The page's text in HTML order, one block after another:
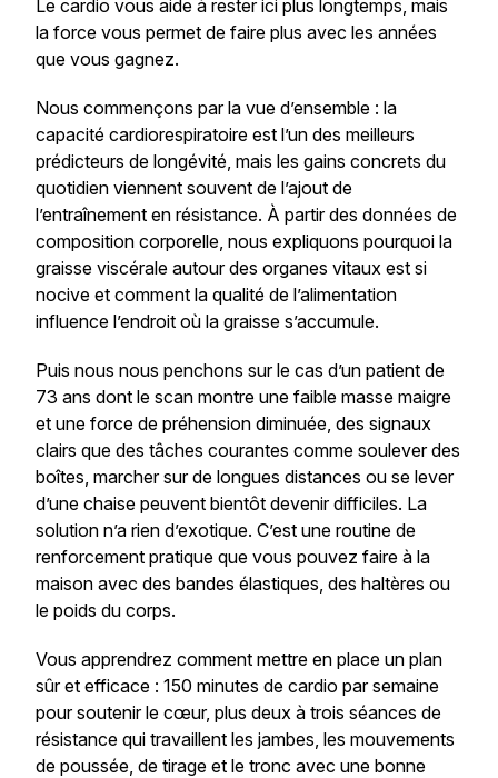
Le cardio vous aide à rester ici plus longtemps, mais
la force vous permet de faire plus avec les années
que vous gagnez.
Nous commençons par la vue d’ensemble : la
capacité cardiorespiratoire est l’un des meilleurs
prédicteurs de longévité, mais les gains concrets du
quotidien viennent souvent de l’ajout de
l’entraînement en résistance. À partir des données de
composition corporelle, nous expliquons pourquoi la
graisse viscérale autour des organes vitaux est si
nocive et comment la qualité de l’alimentation
influence l’endroit où la graisse s’accumule.
Puis nous nous penchons sur le cas d’un patient de
73 ans dont le scan montre une faible masse maigre
et une force de préhension diminuée, des signaux
clairs que des tâches courantes comme soulever des
boîtes, marcher sur de longues distances ou se lever
d’une chaise peuvent bientôt devenir difficiles. La
solution n’a rien d’exotique. C’est une routine de
renforcement pratique que vous pouvez faire à la
maison avec des bandes élastiques, des haltères ou
le poids du corps.
Vous apprendrez comment mettre en place un plan
sûr et efficace : 150 minutes de cardio par semaine
pour soutenir le cœur, plus deux à trois séances de
résistance qui travaillent les jambes, les mouvements
de poussée, de tirage et le tronc avec une bonne